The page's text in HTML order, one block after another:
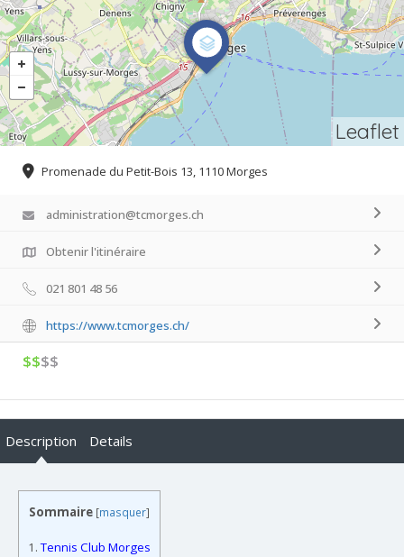
Leaflet
Promenade du Petit-Bois 13, 1110 Morges
administration@tcmorges.ch
Obtenir l'itinéraire
021 801 48 56
https://www.tcmorges.ch/
$$$$
Description Details
Sommaire [masquer]
1.Tennis Club Morges